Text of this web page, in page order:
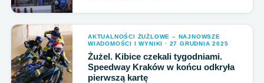
AKTUALNOŚCI ŻUŻLOWE – NAJNOWSZE
WIADOMOŚCI I WYNIKI · 27 GRUDNIA 2025
Żużel. Kibice czekali tygodniami.
Speedway Kraków w końcu odkryła
pierwszą kartę